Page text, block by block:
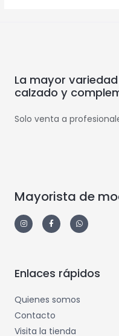
La mayor
calzado y
Solo venta a
Mayorista de
Enlaces rápidos
Quienes somos
Contacto
Visita la tienda